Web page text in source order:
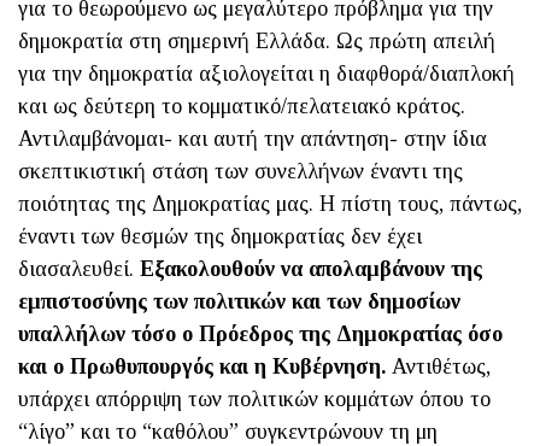
για το θεωρούμενο ως μεγαλύτερο πρόβλημα για την
δημοκρατία στη σημερινή Ελλάδα. Ως πρώτη απειλή
για την δημοκρατία αξιολογείται η διαφθορά/διαπλοκή
και ως δεύτερη το κομματικό/πελατειακό κράτος.
Αντιλαμβάνομαι- και αυτή την απάντηση- στην ίδια
σκεπτικιστική στάση των συνελλήνων έναντι της
ποιότητας της Δημοκρατίας μας. Η πίστη τους, πάντως,
έναντι των θεσμών της δημοκρατίας δεν έχει
διασαλευθεί. Εξακολουθούν να απολαμβάνουν της
εμπιστοσύνης των πολιτικών και των δημοσίων
υπαλλήλων τόσο ο Πρόεδρος της Δημοκρατίας όσο
και ο Πρωθυπουργός και η Κυβέρνηση. Αντιθέτως,
υπάρχει απόρριψη των πολιτικών κομμάτων όπου το
“λίγο” και το “καθόλου” συγκεντρώνουν τη μη